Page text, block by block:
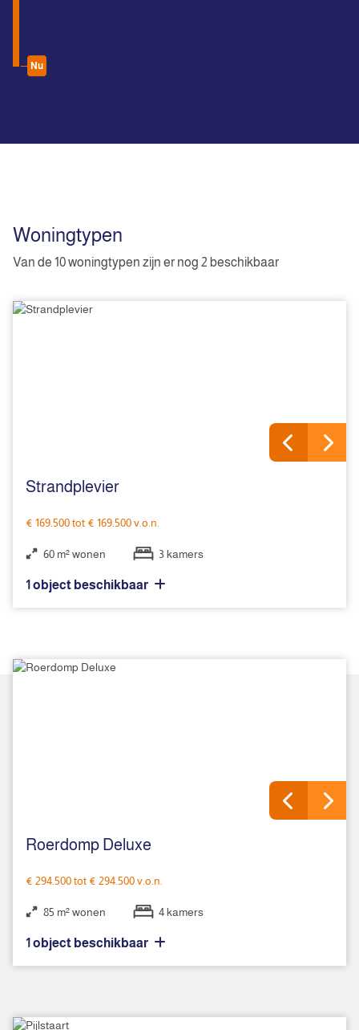
Nu
Woningtypen
Van de 10 woningtypen zijn er nog 2 beschikbaar
Strandplevier
€ 169.500 tot € 169.500 v.o.n.
60 m² wonen 3 kamers
1 object beschikbaar
Roerdomp Deluxe
€ 294.500 tot € 294.500 v.o.n.
85 m² wonen 4 kamers
1 object beschikbaar